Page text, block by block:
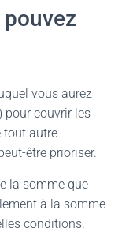
vous aurez
pour couvrir les
tout autre
être prioriser.
la somme que
à la somme
conditions.